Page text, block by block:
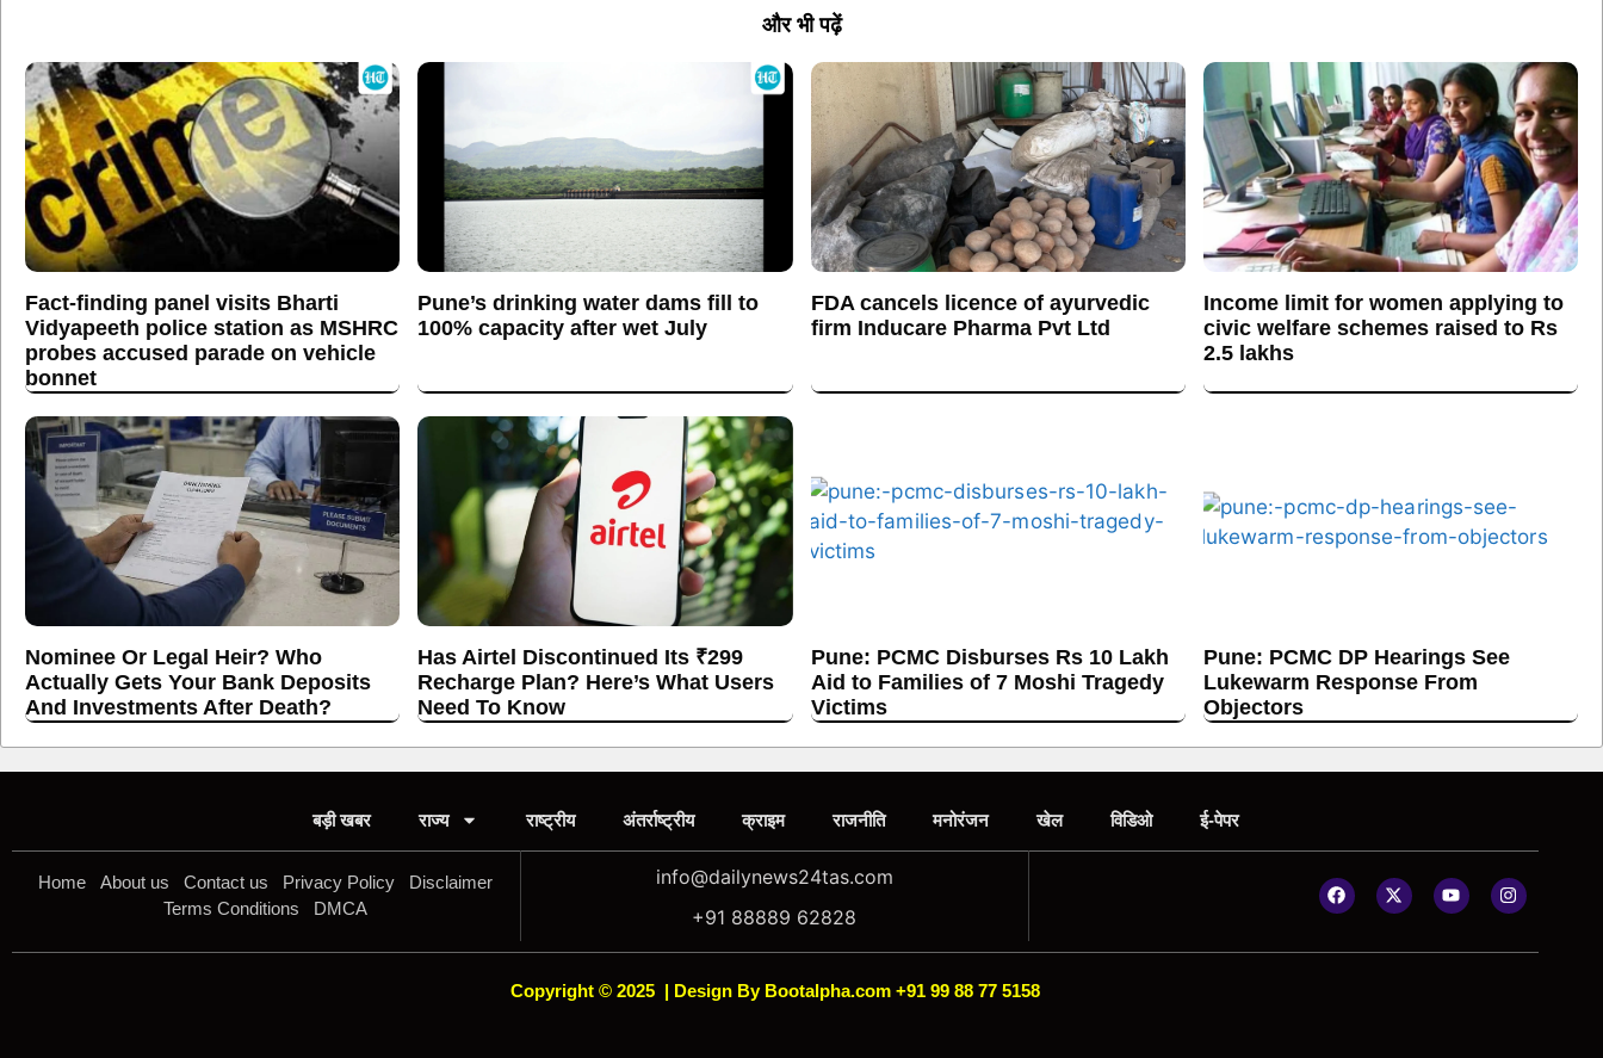
और भी पढ़ें
Fact-finding panel visits Bharti
Vidyapeeth police station as MSHRC
probes accused parade on vehicle
bonnet
Pune’s drinking water dams fill to
100% capacity after wet July
FDA cancels licence of ayurvedic
firm Inducare Pharma Pvt Ltd
Income limit for women applying to
civic welfare schemes raised to Rs
2.5 lakhs
Nominee Or Legal Heir? Who
Actually Gets Your Bank Deposits
And Investments After Death?
Has Airtel Discontinued Its ₹299
Recharge Plan? Here’s What Users
Need To Know
Pune: PCMC Disburses Rs 10 Lakh
Aid to Families of 7 Moshi Tragedy
Victims
Pune: PCMC DP Hearings See
Lukewarm Response From
Objectors
बड़ी खबर राज्य राष्ट्रीय अंतर्राष्ट्रीय क्राइम राजनीति मनोरंजन खेल विडिओ ई-पेपर
Home About us Contact us Privacy Policy
Disclaimer
Terms Conditions
DMCA
info@dailynews24tas.com
+91 88889 62828
Copyright © 2025 | Design By Bootalpha.com +91 99 88 77 5158